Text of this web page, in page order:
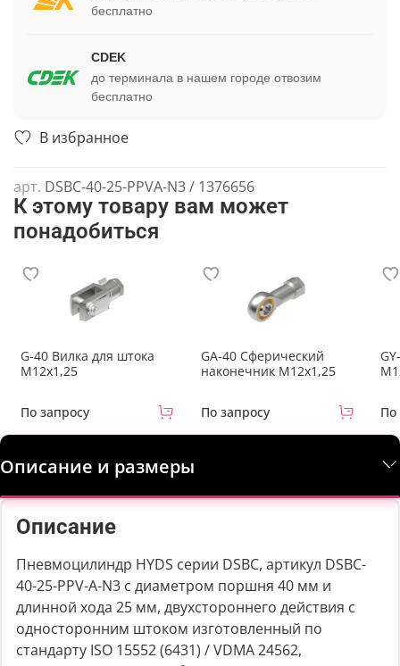
В избранное
арт. DSBC-40-25-PPVA-N3 / 1376656
бесплатно
CDEK
до терминала в нашем городе отвозим
бесплатно
К этому товару вам может
понадобиться
G-40 Вилка для штока
M12x1,25
По запросу
GA-40 Сферический
наконечник M12x1,25
По запросу По
Описание и размеры
Описание
Пневмоцилиндр HYDS серии DSBC, артикул DSBC-
40-25-PPV-A-N3 с диаметром поршня 40 мм и
длинной хода 25 мм, двухстороннего действия с
односторонним штоком изготовленный по
стандарту ISO 15552 (6431) / VDMA 24562,